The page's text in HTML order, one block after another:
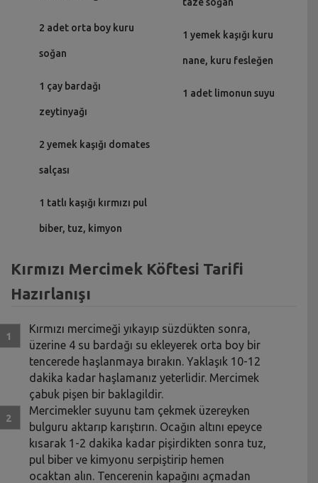
2 adet orta boy kuru
soğan
1 çay bardağı
zeytinyağı
2 yemek kaşığı domates
salçası
1 tatlı kaşığı kırmızı pul
biber, tuz, kimyon
1 yemek kaşığı kuru
nane, kuru fesleğen
1 adet limonun suyu
Kırmızı Mercimek Köftesi Tarifi
Hazırlanışı
Kırmızı mercimeği yıkayıp süzdükten sonra,
üzerine 4 su bardağı su ekleyerek orta boy bir
tencerede haşlanmaya bırakın. Yaklaşık 10-12
dakika kadar haşlamanız yeterlidir. Mercimek
çabuk pişen bir baklagildir.
Mercimekler suyunu tam çekmek üzereyken
bulguru aktarıp karıştırın. Ocağın altını epeyce
kısarak 1-2 dakika kadar pişirdikten sonra tuz,
pul biber ve kimyonu serpiştirip hemen
ocaktan alın. Tencerenin kapağını açmadan